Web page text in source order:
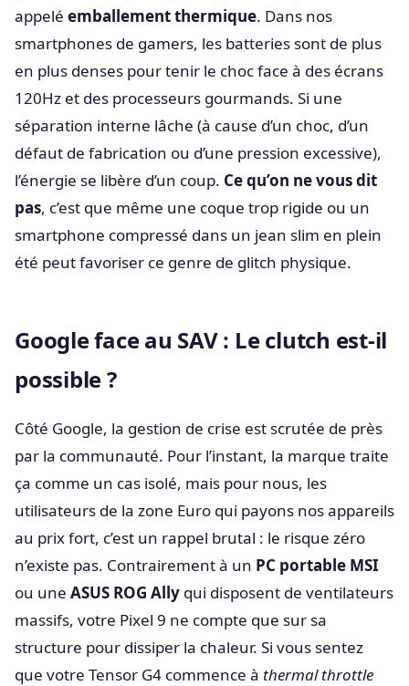
appelé emballement thermique. Dans nos
smartphones de gamers, les batteries sont de plus
en plus denses pour tenir le choc face à des écrans
120Hz et des processeurs gourmands. Si une
séparation interne lâche (à cause d’un choc, d’un
défaut de fabrication ou d’une pression excessive),
l’énergie se libère d’un coup. Ce qu’on ne vous dit
pas, c’est que même une coque trop rigide ou un
smartphone compressé dans un jean slim en plein
été peut favoriser ce genre de glitch physique.
Google face au SAV : Le clutch est-il
possible ?
Côté Google, la gestion de crise est scrutée de près
par la communauté. Pour l’instant, la marque traite
ça comme un cas isolé, mais pour nous, les
utilisateurs de la zone Euro qui payons nos appareils
au prix fort, c’est un rappel brutal : le risque zéro
n’existe pas. Contrairement à un PC portable MSI
ou une ASUS ROG Ally qui disposent de ventilateurs
massifs, votre Pixel 9 ne compte que sur sa
structure pour dissiper la chaleur. Si vous sentez
que votre Tensor G4 commence à thermal throttle